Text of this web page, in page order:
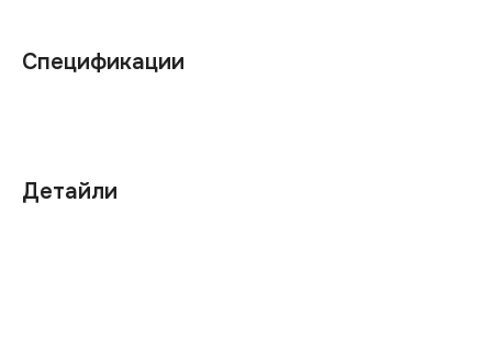
Детайли
Спецификации